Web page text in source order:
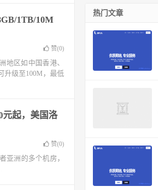
1TB/10M
赞(0)
地区如中国香港、
升级至100M，最低
元起，美国洛
赞(0)
亚洲的多个机房，
热门文章